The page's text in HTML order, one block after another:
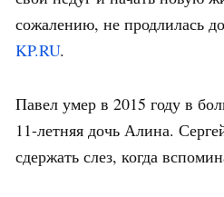
сожалению, не продлилась
KP.RU.
Павел умер в 2015 году в
11-летняя дочь Алина.
сдержать слез, когда